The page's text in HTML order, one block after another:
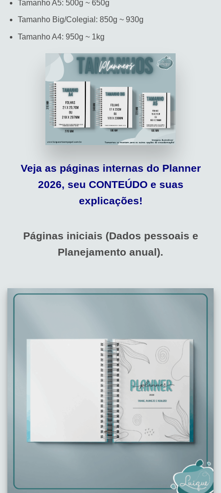
Tamanho A5: 500g ~ 650g
Tamanho Big/Colegial: 850g ~ 930g
Tamanho A4: 950g ~ 1kg
Veja as páginas internas do Planner
2026, seu CONTEÚDO e suas
explicações!
Páginas iniciais (Dados pessoais e
Planejamento anual).